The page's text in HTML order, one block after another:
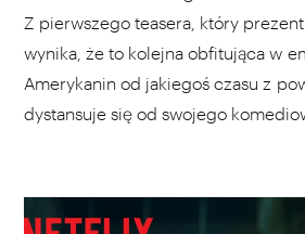
Z pierwszego teasera, który
wynika, że to kolejna obfitująca w
Amerykanin od jakiegoś czasu z
dystansuje się od swojego